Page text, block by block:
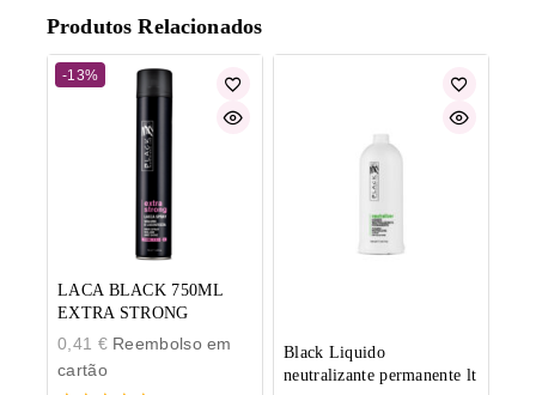
Produtos Relacionados
-13%
LACA BLACK 750ML
EXTRA STRONG
0,41 €Reembolso em
cartão
Black Liquido
neutralizante permanente lt